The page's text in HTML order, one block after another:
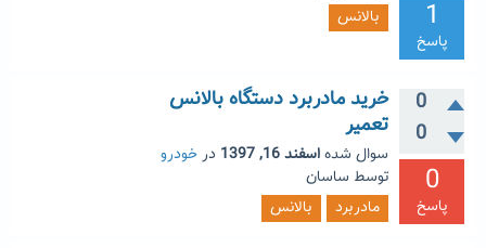
1
پاسخ
بالانس
0
0
0
پاسخ
خرید مادربرد دستگاه بالانس
تعمیر
سوال شدهاسفند 16, 1397 درخودرو
توسط ساسان
مادربرد
بالانس